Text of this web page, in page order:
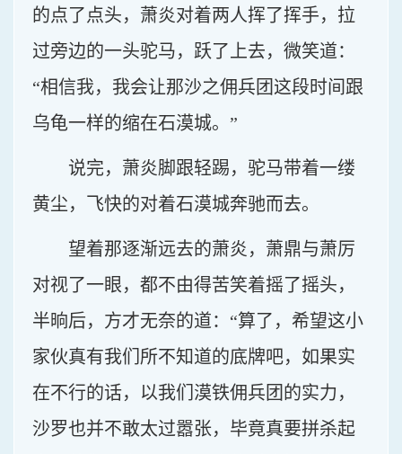
的点了点头，萧炎对着两人挥了挥手，拉
过旁边的一头驼马，跃了上去，微笑道：
“相信我，我会让那沙之佣兵团这段时间跟
乌龟一样的缩在石漠城。”
说完，萧炎脚跟轻踢，驼马带着一缕
黄尘，飞快的对着石漠城奔驰而去。
望着那逐渐远去的萧炎，萧鼎与萧厉
对视了一眼，都不由得苦笑着摇了摇头，
半晌后，方才无奈的道：“算了，希望这小
家伙真有我们所不知道的底牌吧，如果实
在不行的话，以我们漠铁佣兵团的实力，
沙罗也并不敢太过嚣张，毕竟真要拼杀起